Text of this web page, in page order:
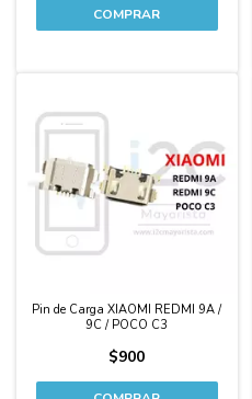
Pin de Carga XIAOMI REDMI 9A /
9C / POCO C3
$900